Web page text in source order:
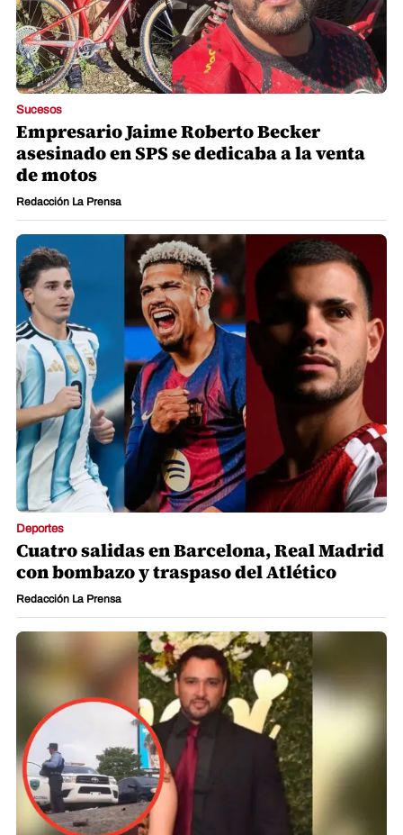
Sucesos
Empresario Jaime Roberto Becker
asesinado en SPS se dedicaba a la venta
de motos
Redacción La Prensa
Deportes
Cuatro salidas en Barcelona, Real Madrid
con bombazo y traspaso del Atlético
Redacción La Prensa